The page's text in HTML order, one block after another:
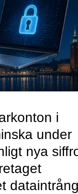
i
under
nya